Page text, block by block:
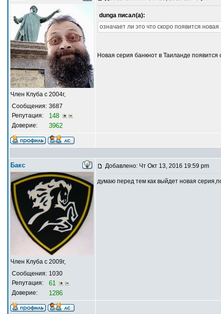
Член Клуба с 2004г,
Сообщения: 3687
Репутация:
148
Доверие: 3962
dunga писал(а):
означает ли это что скоро появится
Новая серия банкнот в Таиланде
Бакс
Член Клуба с 2009г,
Сообщения: 1030
Репутация:
61
Доверие: 1286
Добавлено: Чт Окт 13, 2016 19:59 pm
думаю перед тем как выйдет новая